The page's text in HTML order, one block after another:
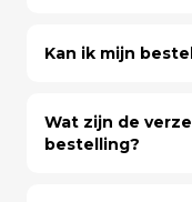
Kan ik mijn
Wat zijn de
bestelling?